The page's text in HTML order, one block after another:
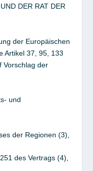
DER RAT DER
der Europäischen
Artikel 37, 95, 133
Vorschlag der
und
der Regionen (3),
des Vertrags (4),